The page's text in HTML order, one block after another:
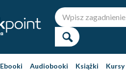
Ebooki Audiobooki Książki